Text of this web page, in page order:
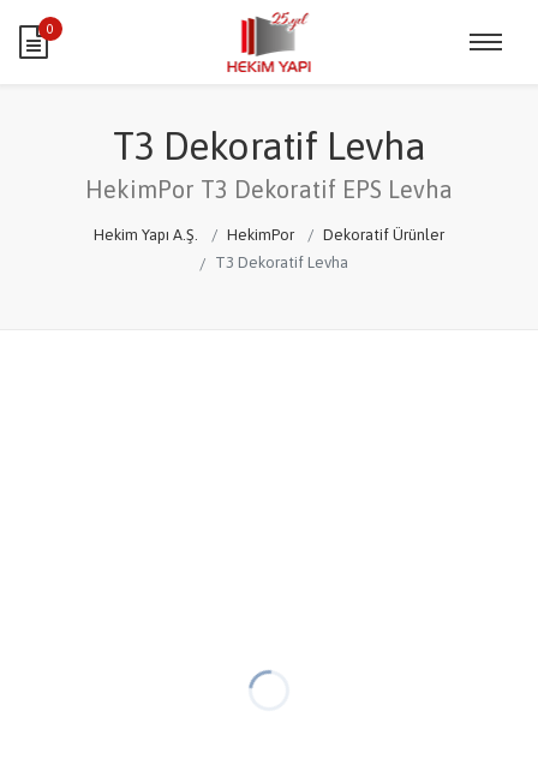
0
T3 Dekoratif Levha
HekimPor T3 Dekoratif EPS Levha
Hekim Yapı A.Ş. HekimPor
Dekoratif Ürünler
T3 Dekoratif Levha